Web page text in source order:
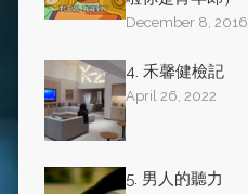
December 8, 2016
4. 禾馨健檢記
April 26, 2022
5. 男人的聽力